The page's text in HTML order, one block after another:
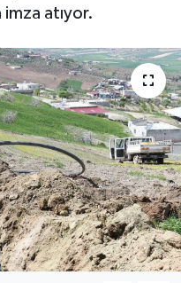
imza atıyor.